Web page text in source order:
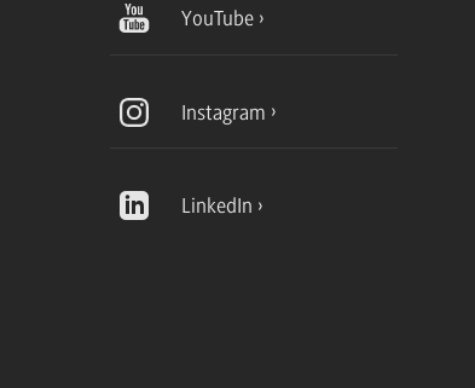
YouTube
Instagram
LinkedIn